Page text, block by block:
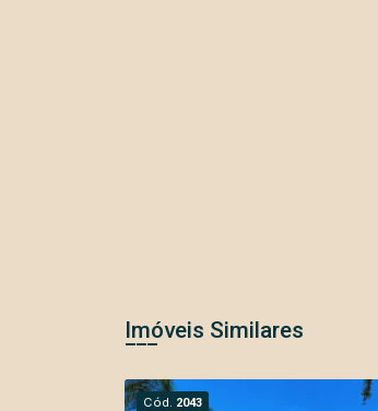
Imóveis Similares
Cód. 2043